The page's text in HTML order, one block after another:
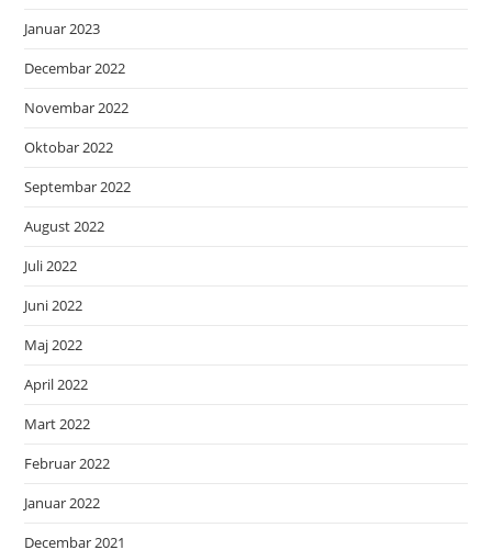
Januar 2023
Decembar 2022
Novembar 2022
Oktobar 2022
Septembar 2022
August 2022
Juli 2022
Juni 2022
Maj 2022
April 2022
Mart 2022
Februar 2022
Januar 2022
Decembar 2021